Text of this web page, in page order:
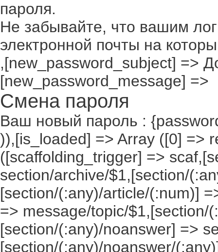
пароля.
Не забывайте, что вашим
электронной почты на
,[new_password_subject] =>
[new_password_message] =>
Смена пароля
Ваш новый пароль :
)),[is_loaded] => Array ([0] =>
([scaffolding_trigger] =>
section/archive/$1,[section/
[section/(:any)/article/(:num)]
=> message/topic/$1,[section/
[section/(:any)/noanswer] =>
[section/(:any)/noanswer/